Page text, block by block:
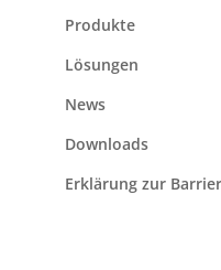
Produkte
Lösungen
News
Downloads
Erklärung zur